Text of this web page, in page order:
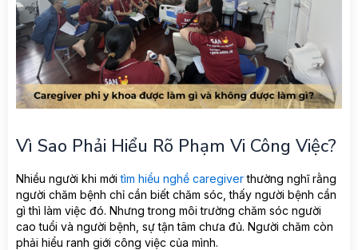
Vì Sao Phải Hiểu Rõ Phạm Vi Công Việc?
Nhiều người khi mớitìm hiểu nghề caregiverthường nghĩ rằng
người chăm bệnh chỉ cần biết chăm sóc, thấy người bệnh cần
gì thì làm việc đó. Nhưng trong môi trường chăm sóc người
cao tuổi và người bệnh, sự tận tâm chưa đủ. Người chăm còn
phải hiểu ranh giới công việc của mình.